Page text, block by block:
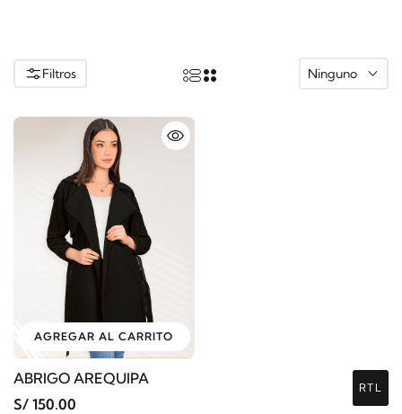
RTL
Filtros Ninguno
AGREGAR AL CARRITO
ABRIGO AREQUIPA
S/ 150.00